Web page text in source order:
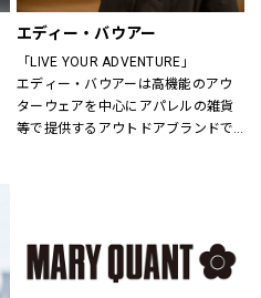
エディー・バウアー
「LIVE YOUR ADVENTURE」
エディー・バウアーは高機能のアウ
ターウェアを中心にアパレルの雑貨
等で提供するアウトドアブランドで
アウトドア・ライフスタルウェア等
の幅広いアイテムをメンズ・ウィメ